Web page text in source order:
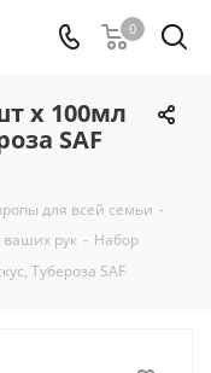
0
х 100мл
SAF
для всей семьи -
ваших рук - Набор
Тубероза SAF